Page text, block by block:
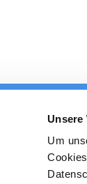
Unsere
Um